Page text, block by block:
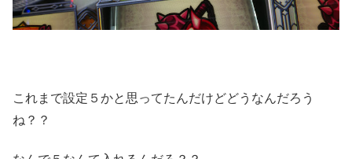
これまで設定５かと思ってたんだけどどうなんだろう
ね？？